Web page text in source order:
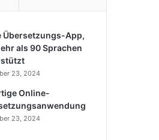
Übersetzungs-App,
als 90 Sprachen
23, 2024
Online-
23, 2024